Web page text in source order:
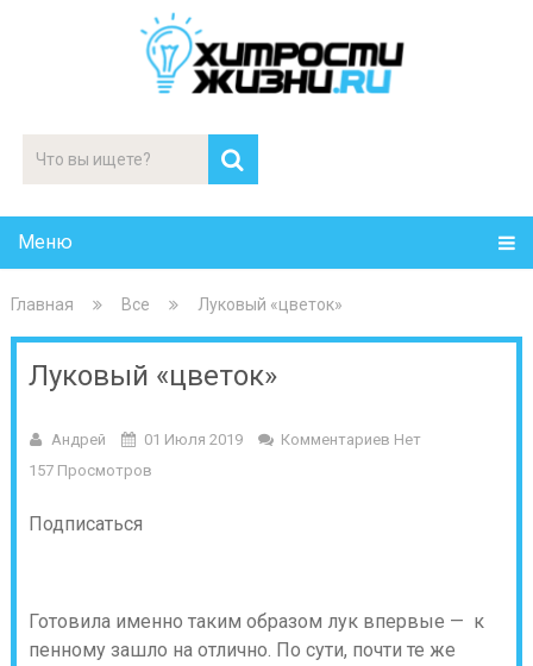
Меню
Главная Все Луковый «цветок»
Луковый «цветок»
Андрей 01 Июля 2019
Комментариев Нет
157 Просмотров
Подписаться
Готовила именно таким образом лук впервые — к
пенному зашло на отлично. По сути, почти те же